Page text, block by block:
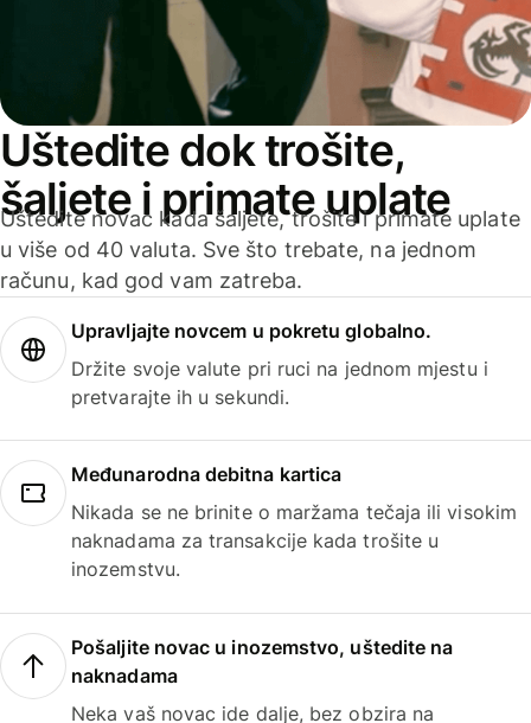
Uštedite dok trošite,
šaljete i primate uplate
Uštedite novac kada šaljete, trošite i primate uplate
u više od 40 valuta. Sve što trebate, na jednom
računu, kad god vam zatreba.
Upravljajte novcem u pokretu globalno.
Držite svoje valute pri ruci na jednom mjestu i
pretvarajte ih u sekundi.
Međunarodna debitna kartica
Nikada se ne brinite o maržama tečaja ili visokim
naknadama za transakcije kada trošite u
inozemstvu.
Pošaljite novac u inozemstvo, uštedite na
naknadama
Neka vaš novac ide dalje, bez obzira na